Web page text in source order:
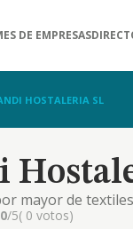
DE EMPRESAS
HOSTALERIA SL
mayor de
0/5( 0 votos)